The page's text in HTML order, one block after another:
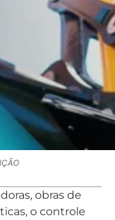
obras de
o controle